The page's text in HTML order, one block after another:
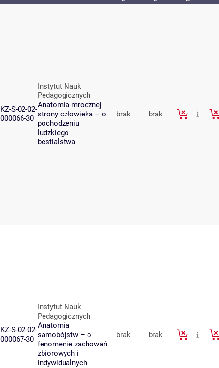
KZ-S-02-02-
000066-30
Instytut Nauk
Pedagogicznych
Anatomia mrocznej
strony człowieka – o
pochodzeniu
ludzkiego
bestialstwa
brak brak
KZ-S-02-02-
000067-30
Instytut Nauk
Pedagogicznych
Anatomia
samobójstw – o
fenomenie zachowań
zbiorowych i
indywidualnych
brak brak